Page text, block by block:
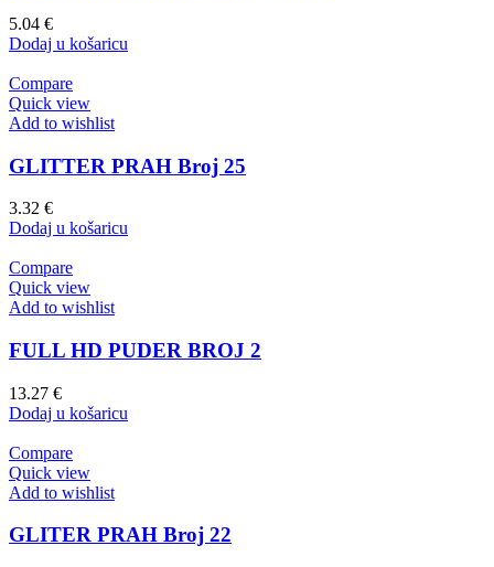
5.04 €
Dodaj u košaricu
Compare
Quick view
Add to wishlist
GLITTER PRAH Broj 25
3.32 €
Dodaj u košaricu
Compare
Quick view
Add to wishlist
FULL HD PUDER BROJ 2
13.27 €
Dodaj u košaricu
Compare
Quick view
Add to wishlist
GLITER PRAH Broj 22